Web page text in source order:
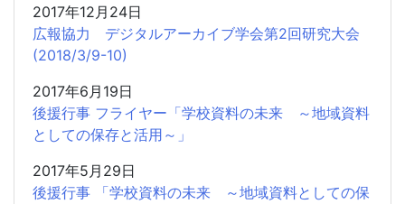
2017年12月24日
広報協力 デジタルアーカイブ学会第2回研究大会
(2018/3/9-10)
2017年6月19日
後援行事 フライヤー「学校資料の未来 ～地域資料
としての保存と活用～」
2017年5月29日
後援行事 「学校資料の未来 ～地域資料としての保